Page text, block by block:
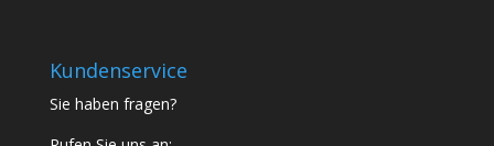
Kundenservice
Sie haben fragen?